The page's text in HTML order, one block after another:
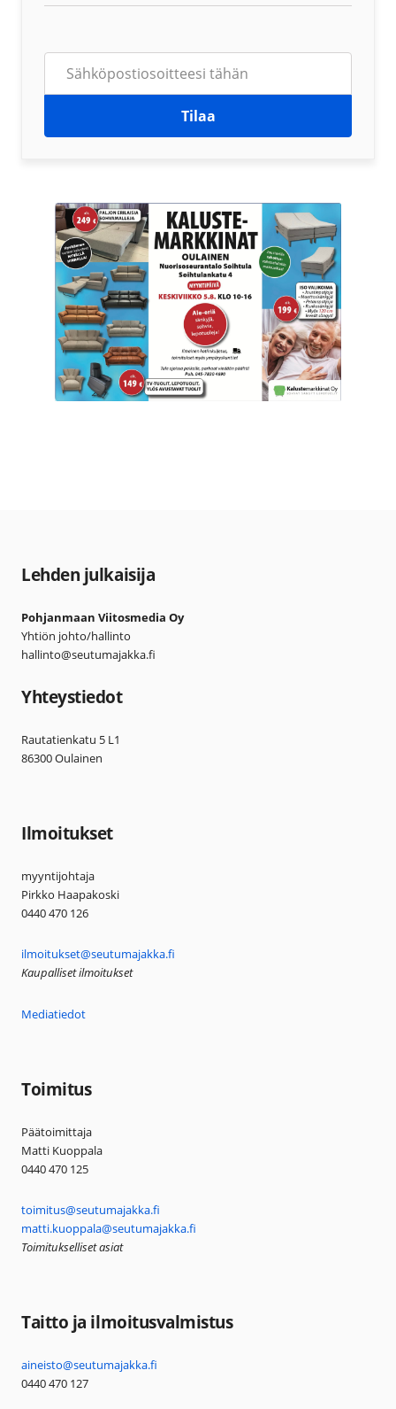
Tilaa
Lehden julkaisija
Pohjanmaan Viitosmedia Oy
Yhtiön johto/hallinto
hallinto@seutumajakka.fi
Yhteystiedot
Rautatienkatu 5 L1
86300 Oulainen
Ilmoitukset
myyntijohtaja
Pirkko Haapakoski
0440 470 126
ilmoitukset@seutumajakka.fi
Kaupalliset ilmoitukset
Mediatiedot
Toimitus
Päätoimittaja
Matti Kuoppala
0440 470 125
toimitus@seutumajakka.fi
matti.kuoppala@seutumajakka.fi
Toimitukselliset asiat
Taitto ja ilmoitusvalmistus
aineisto@seutumajakka.fi
0440 470 127